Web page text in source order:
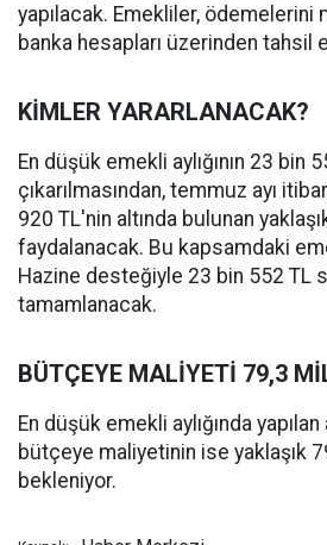
yapılacak. Emekliler, ödemelerini
banka hesapları üzerinden tahsil
KİMLER YARARLANACAK?
En düşük emekli aylığının 23 bin
çıkarılmasından, temmuz ayı
920 TL'nin altında bulunan
faydalanacak. Bu kapsamdaki
Hazine desteğiyle 23 bin 552 TL
tamamlanacak.
BÜTÇEYE MALİYETİ 79,3
En düşük emekli aylığında
bütçeye maliyetinin ise yaklaşık
bekleniyor.